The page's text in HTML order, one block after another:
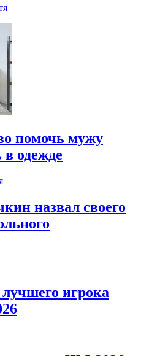
помочь мужу
одежде
назвал своего
игрока